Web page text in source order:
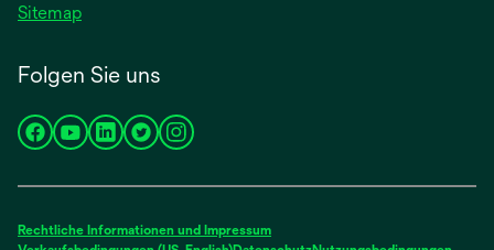
Sitemap
Folgen Sie uns
wird
neuen
wird
neuen
wird
neuen
wird
neuen
wird
neuen
Rechtliche Informationen und Impressum